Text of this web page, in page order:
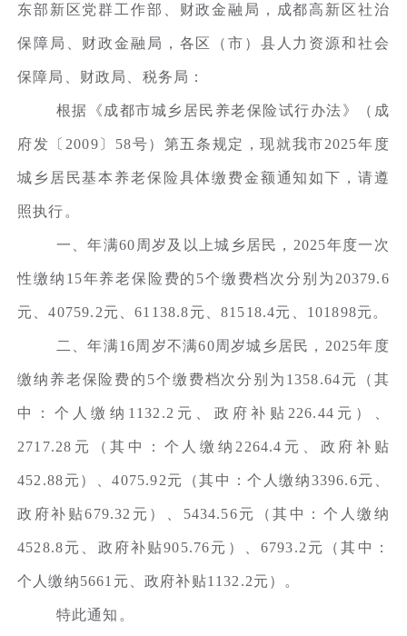
东部新区党群工作部、财政金融局，成都高新区社治
保障局、财政金融局，各区（市）县人力资源和社会
保障局、财政局、税务局：
根据《成都市城乡居民养老保险试行办法》（成
府发〔2009〕58号）第五条规定，现就我市2025年度
城乡居民基本养老保险具体缴费金额通知如下，请遵
照执行。
一、年满60周岁及以上城乡居民，2025年度一次
性缴纳15年养老保险费的5个缴费档次分别为20379.6
元、40759.2元、61138.8元、81518.4元、101898元。
二、年满16周岁不满60周岁城乡居民，2025年度
缴纳养老保险费的5个缴费档次分别为1358.64元（其
中：个人缴纳1132.2元、政府补贴226.44元）、
2717.28元（其中：个人缴纳2264.4元、政府补贴
452.88元）、4075.92元（其中：个人缴纳3396.6元、
政府补贴679.32元）、5434.56元（其中：个人缴纳
4528.8元、政府补贴905.76元）、6793.2元（其中：
个人缴纳5661元、政府补贴1132.2元）。
特此通知。